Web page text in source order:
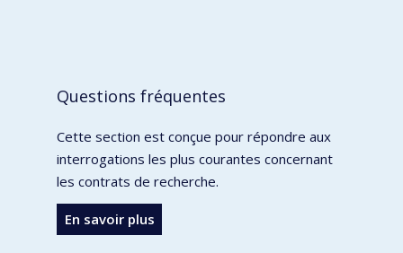
Questions fréquentes
Cette section est conçue pour répondre aux
interrogations les plus courantes concernant
les contrats de recherche.
En savoir plus